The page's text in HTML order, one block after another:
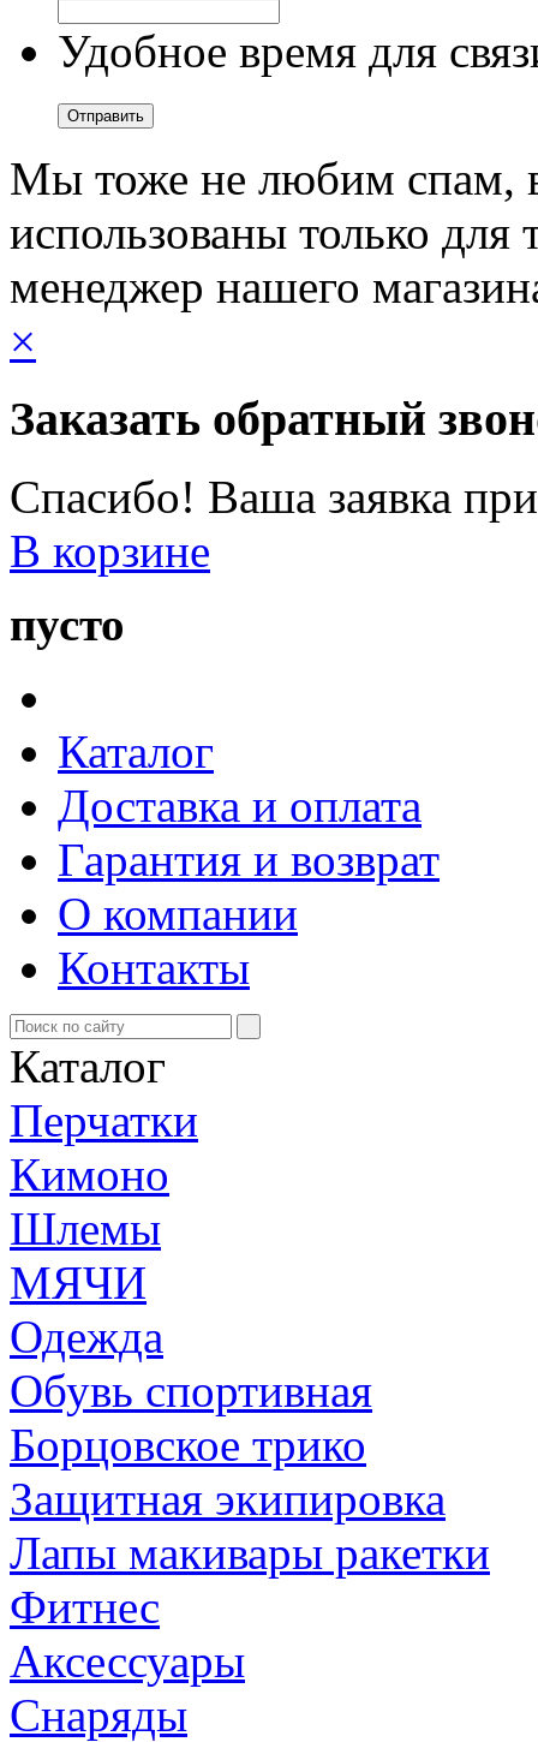
Удобное время для
Мы тоже не любим спам,
использованы только для
менеджер нашего
×
Заказать обратный
Спасибо! Ваша заявка
В корзине
пусто
Каталог
Доставка и оплата
Гарантия и возврат
О компании
Контакты
Каталог
Перчатки
Кимоно
Шлемы
МЯЧИ
Одежда
Обувь спортивная
Борцовское трико
Защитная экипировка
Лапы макивары ракетки
Фитнес
Аксессуары
Снаряды